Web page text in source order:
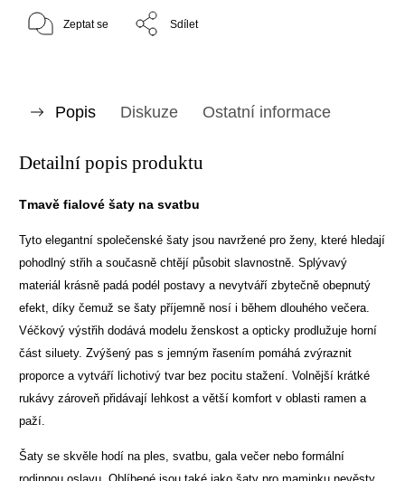
Zeptat se Sdílet
Popis Diskuze Ostatní informace
Detailní popis produktu
Tmavě fialové šaty na svatbu
Tyto elegantní společenské šaty jsou navržené pro ženy, které hledají
pohodlný střih a současně chtějí působit slavnostně. Splývavý
materiál krásně padá podél postavy a nevytváří zbytečně obepnutý
efekt, díky čemuž se šaty příjemně nosí i během dlouhého večera.
Véčkový výstřih dodává modelu ženskost a opticky prodlužuje horní
část siluety. Zvýšený pas s jemným řasením pomáhá zvýraznit
proporce a vytváří lichotivý tvar bez pocitu stažení. Volnější krátké
rukávy zároveň přidávají lehkost a větší komfort v oblasti ramen a
paží.
Šaty se skvěle hodí na ples, svatbu, gala večer nebo formální